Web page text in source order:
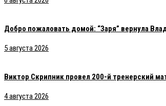
Добро пожаловать домой: “Заря” вернула
5 августа 2026
Виктор Скрипник провел 200-й тренерский
4 августа 2026